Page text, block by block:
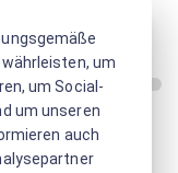
um
um Social-
um unseren
auch